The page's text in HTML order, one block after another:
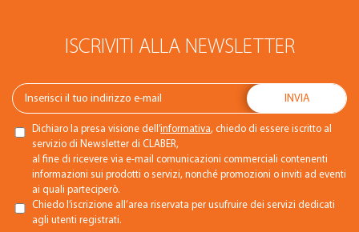
ISCRIVITI ALLA NEWSLETTER
Dichiaro la presa visione dell’informativa, chiedo di essere iscritto al
servizio di Newsletter di CLABER,
al fine di ricevere via e-mail comunicazioni commerciali contenenti
informazioni sui prodotti o servizi, nonché promozioni o inviti ad eventi
ai quali parteciperò.
Chiedo l’iscrizione all’area riservata per usufruire dei servizi dedicati
agli utenti registrati.